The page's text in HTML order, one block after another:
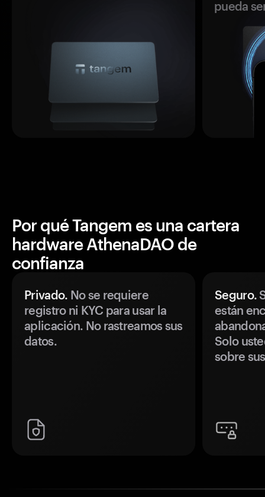
pueda
Por qué Tangem es una cartera
hardware AthenaDAO de
confianza
Privado. No se requiere
registro ni KYC para usar la
aplicación. No rastreamos sus
datos.
Seguro.
están
Solo
sobre